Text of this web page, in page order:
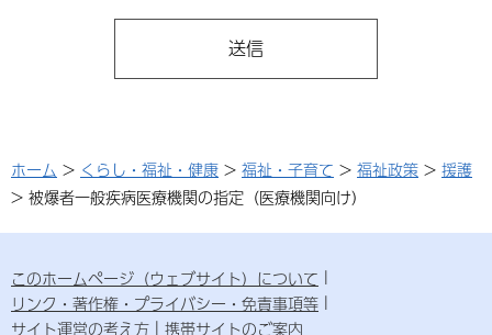
ホーム > くらし・福祉・健康 > 福祉・子育て > 福祉政策 > 援護
> 被爆者一般疾病医療機関の指定（医療機関向け）
このホームページ（ウェブサイト）について
リンク・著作権・プライバシー・免責事項等
サイト運営の考え方
携帯サイトのご案内